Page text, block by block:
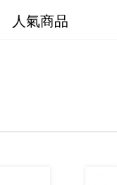
人氣商品